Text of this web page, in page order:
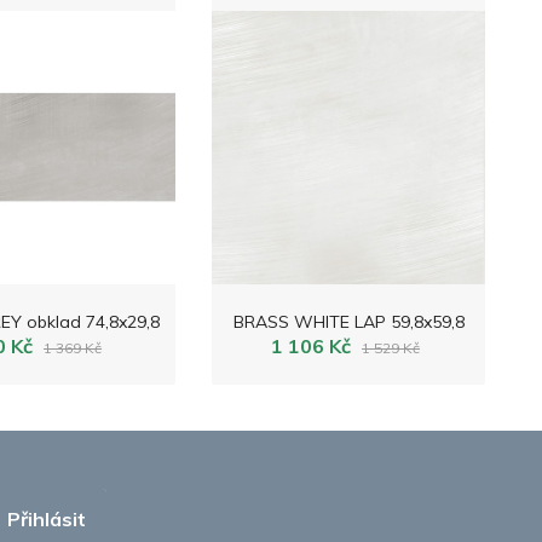
obklad 74,8x29,8
Kč 1 369 Kč
BRASS WHITE LAP 59,8x59,8
1 106 Kč 1 529 Kč
Přihlásit